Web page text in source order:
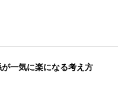
が一気に楽になる考え方